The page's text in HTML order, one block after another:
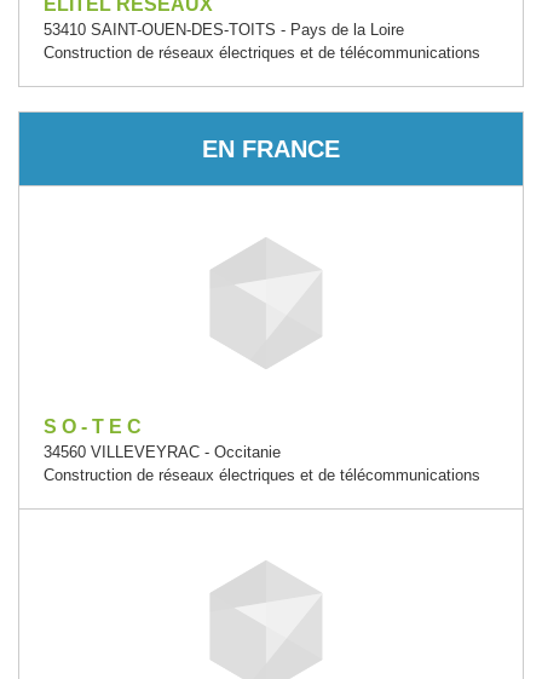
ELITEL RESEAUX
53410 SAINT-OUEN-DES-TOITS - Pays de la Loire
Construction de réseaux électriques et de télécommunications
EN FRANCE
S O - T E C
34560 VILLEVEYRAC - Occitanie
Construction de réseaux électriques et de télécommunications